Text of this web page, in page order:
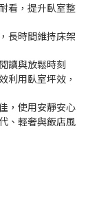
看，提升臥室整
長時間維持床架
讀與放鬆時刻
利用臥室坪效，
，使用安靜安心
、輕奢與飯店風